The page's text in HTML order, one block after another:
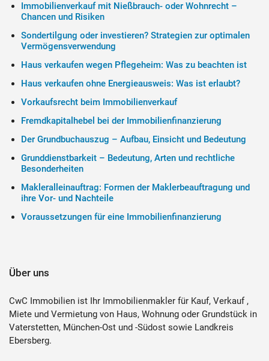
Immobilienverkauf mit Nießbrauch- oder Wohnrecht –
Chancen und Risiken
Sondertilgung oder investieren? Strategien zur optimalen
Vermögensverwendung
Haus verkaufen wegen Pflegeheim: Was zu beachten ist
Haus verkaufen ohne Energieausweis: Was ist erlaubt?
Vorkaufsrecht beim Immobilienverkauf
Fremdkapitalhebel bei der Immobilienfinanzierung
Der Grundbuchauszug – Aufbau, Einsicht und Bedeutung
Grunddienstbarkeit – Bedeutung, Arten und rechtliche
Besonderheiten
Makleralleinauftrag: Formen der Maklerbeauftragung und
ihre Vor- und Nachteile
Voraussetzungen für eine Immobilienfinanzierung
Über uns
CwC Immobilien ist Ihr Immobilienmakler für Kauf, Verkauf ,
Miete und Vermietung von Haus, Wohnung oder Grundstück in
Vaterstetten, München-Ost und -Südost sowie Landkreis
Ebersberg.